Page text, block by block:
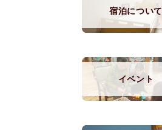
宿泊について
イベント